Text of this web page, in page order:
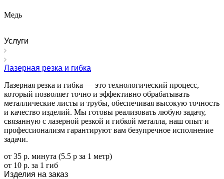
Медь
Услуги
Лазерная резка и гибка
Лазерная резка и гибка — это технологический процесс,
который позволяет точно и эффективно обрабатывать
металлические листы и трубы, обеспечивая высокую точность
и качество изделий. Мы готовы реализовать любую задачу,
связанную с лазерной резкой и гибкой металла, наш опыт и
профессионализм гарантируют вам безупречное исполнение
задачи.
от 35 р. минута (5.5 р за 1 метр)
от 10 р. за 1 гиб
Изделия на заказ